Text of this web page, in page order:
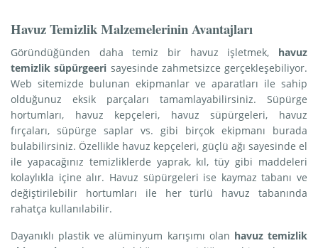
Havuz Temizlik Malzemelerinin Avantajları
Göründüğünden daha temiz bir havuz işletmek, havuz
temizlik süpürgeeri sayesinde zahmetsizce gerçekleşebiliyor.
Web sitemizde bulunan ekipmanlar ve aparatları ile sahip
olduğunuz eksik parçaları tamamlayabilirsiniz. Süpürge
hortumları, havuz kepçeleri, havuz süpürgeleri, havuz
fırçaları, süpürge saplar vs. gibi birçok ekipmanı burada
bulabilirsiniz. Özellikle havuz kepçeleri, güçlü ağı sayesinde el
ile yapacağınız temizliklerde yaprak, kıl, tüy gibi maddeleri
kolaylıkla içine alır. Havuz süpürgeleri ise kaymaz tabanı ve
değiştirilebilir hortumları ile her türlü havuz tabanında
rahatça kullanılabilir.
Dayanıklı plastik ve alüminyum karışımı olan havuz temizlik